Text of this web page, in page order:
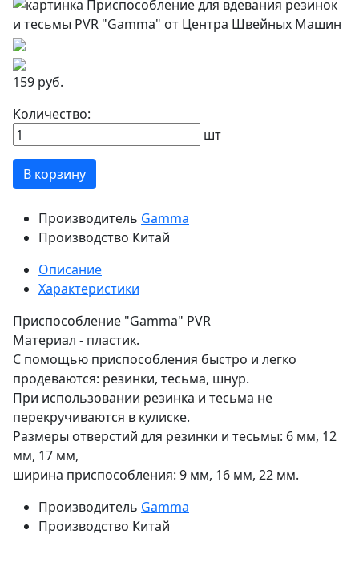
159 руб.
Количество:
шт
В корзину
Производитель Gamma
Производство Китай
Описание
Характеристики
Приспособление "Gamma" PVR
Материал - пластик.
С помощью приспособления быстро и легко
продеваются: резинки, тесьма, шнур.
При использовании резинка и тесьма не
перекручиваются в кулиске.
Размеры отверстий для резинки и тесьмы: 6 мм, 12
мм, 17 мм,
ширина приспособления: 9 мм, 16 мм, 22 мм.
Производитель Gamma
Производство Китай